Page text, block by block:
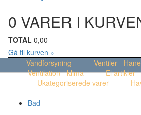
0 VARER I
TOTAL 0,00
Gå til kurven »
Vandforsyning
Ventiler -
Ventilation - klima
El artikler
Ukategoriserede varer
Bad